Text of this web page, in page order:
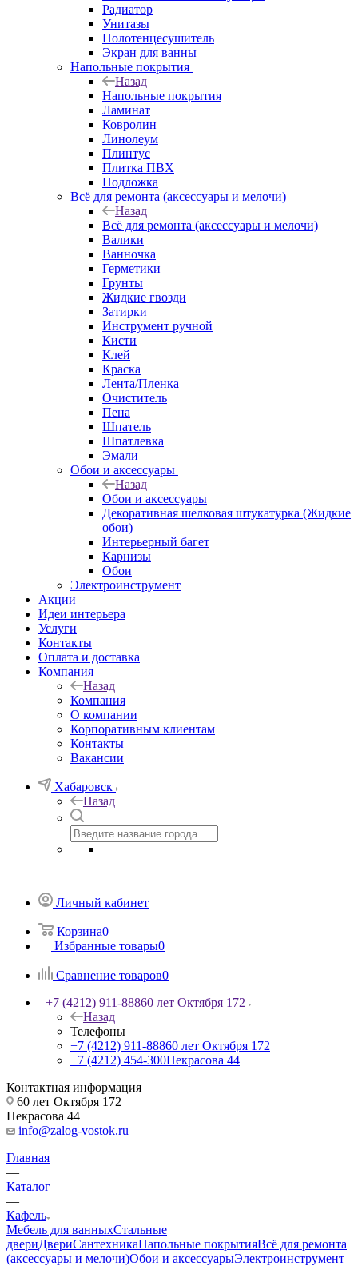
Радиатор
Унитазы
Полотенцесушитель
Экран для ванны
Напольные покрытия
Назад
Напольные покрытия
Ламинат
Ковролин
Линолеум
Плинтус
Плитка ПВХ
Подложка
Всё для ремонта (аксессуары и мелочи)
Назад
Всё для ремонта (аксессуары и мелочи)
Валики
Ванночка
Герметики
Грунты
Жидкие гвозди
Затирки
Инструмент ручной
Кисти
Клей
Краска
Лента/Пленка
Очиститель
Пена
Шпатель
Шпатлевка
Эмали
Обои и аксессуары
Назад
Обои и аксессуары
Декоративная шелковая штукатурка (Жидкие
обои)
Интерьерный багет
Карнизы
Обои
Электроинструмент
Акции
Идеи интерьера
Услуги
Контакты
Оплата и доставка
Компания
Назад
Компания
О компании
Корпоративным клиентам
Контакты
Вакансии
Хабаровск
Назад
Личный кабинет
Корзина0
Избранные товары0
Сравнение товаров0
+7 (4212) 911-88860 лет Октября 172
Назад
Телефоны
+7 (4212) 911-88860 лет Октября 172
+7 (4212) 454-300Некрасова 44
Контактная информация
60 лет Октября 172
Некрасова 44
info@zalog-vostok.ru
Главная
—
Каталог
—
Кафель
Мебель для ванныхСтальные
двериДвериСантехникаНапольные покрытияВсё для ремонта
(аксессуары и мелочи)Обои и аксессуарыЭлектроинструмент